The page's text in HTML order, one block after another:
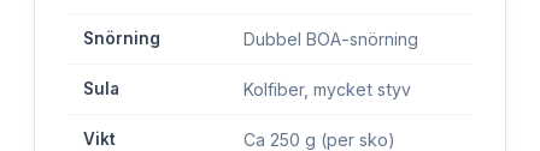
Snörning Dubbel BOA-snörning
Sula Kolfiber, mycket styv
Vikt Ca 250 g (per sko)